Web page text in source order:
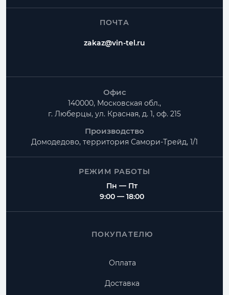
ПОЧТА
zakaz@vin-tel.ru
Офис
140000, Московская обл.,
г. Люберцы, ул. Красная, д. 1, оф. 215
Производство
Домодедово, территория Самори-Трейд, 1/1
РЕЖИМ РАБОТЫ
Пн — Пт
9:00 — 18:00
ПОКУПАТЕЛЮ
Оплата
Доставка